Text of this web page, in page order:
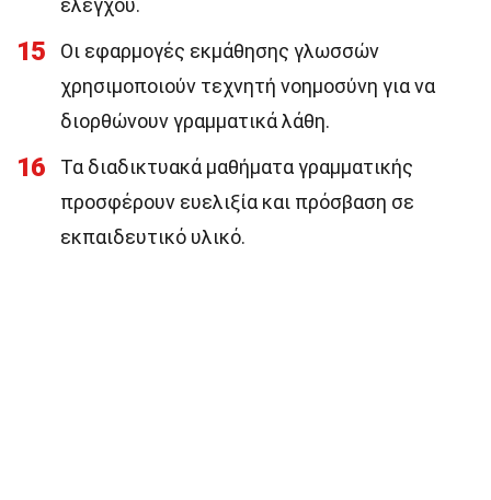
ελέγχου.
15
Οι εφαρμογές εκμάθησης γλωσσών
χρησιμοποιούν τεχνητή νοημοσύνη για να
διορθώνουν γραμματικά λάθη.
16
Τα διαδικτυακά μαθήματα γραμματικής
προσφέρουν ευελιξία και πρόσβαση σε
εκπαιδευτικό υλικό.